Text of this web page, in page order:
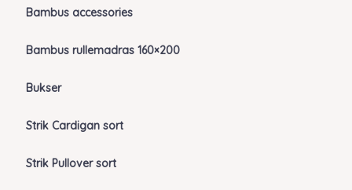
Bambus accessories
Bambus rullemadras 160×200
Bukser
Strik Cardigan sort
Strik Pullover sort